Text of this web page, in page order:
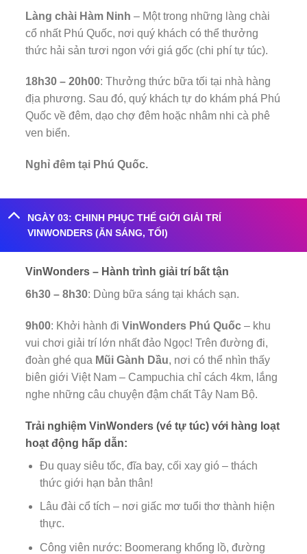
Làng chài Hàm Ninh – Một trong những làng chài
cổ nhất Phú Quốc, nơi quý khách có thể thưởng
thức hải sản tươi ngon với giá gốc (chi phí tự túc).
18h30 – 20h00: Thưởng thức bữa tối tại nhà hàng
địa phương. Sau đó, quý khách tự do khám phá Phú
Quốc về đêm, dạo chợ đêm hoặc nhâm nhi cà phê
ven biển.
Nghỉ đêm tại Phú Quốc.
NGÀY 03: CHINH PHỤC THẾ GIỚI GIẢI TRÍ
VINWONDERS (ĂN SÁNG, TỐI)
VinWonders – Hành trình giải trí bất tận
6h30 – 8h30: Dùng bữa sáng tại khách sạn.
9h00: Khởi hành đi VinWonders Phú Quốc– khu
vui chơi giải trí lớn nhất đảo Ngọc! Trên đường đi,
đoàn ghé qua Mũi Gành Dầu, nơi có thể nhìn thấy
biên giới Việt Nam – Campuchia chỉ cách 4km, lắng
nghe những câu chuyện đậm chất Tây Nam Bộ.
Trải nghiệm VinWonders (vé tự túc) với hàng loạt
hoạt động hấp dẫn:
Đu quay siêu tốc, đĩa bay, cối xay gió – thách
thức giới hạn bản thân!
Lâu đài cổ tích – nơi giấc mơ tuổi thơ thành hiện
thực.
Công viên nước: Boomerang khổng lồ, đường